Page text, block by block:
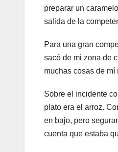
preparar un
salida de la
Para una gran
sacó de mi zona de
muchas cosas de mí
Sobre el incidente
plato era el arroz.
en bajo, pero
cuenta que estaba